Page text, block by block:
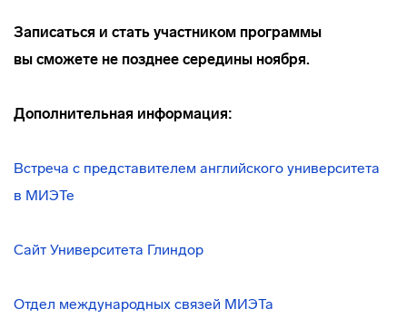
Записаться и стать участником программы
вы сможете не позднее середины ноября.
Дополнительная информация:
Встреча с представителем английского университета
в МИЭТе
Сайт Университета Глиндор
Отдел международных связей МИЭТа